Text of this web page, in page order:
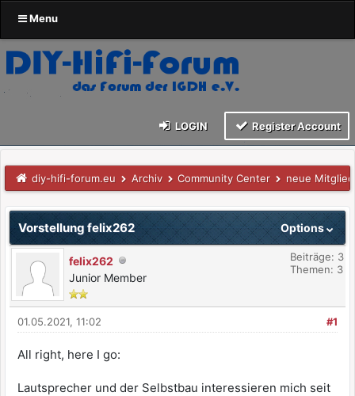
Menu
LOGIN Register Account
diy-hifi-forum.eu Archiv Community Center neue
Options
Vorstellung felix262
felix262
Junior Member
Beiträge: 3
Themen: 3
#1
01.05.2021, 11:02
All right, here I go:
Lautsprecher und der Selbstbau interessieren mich seit